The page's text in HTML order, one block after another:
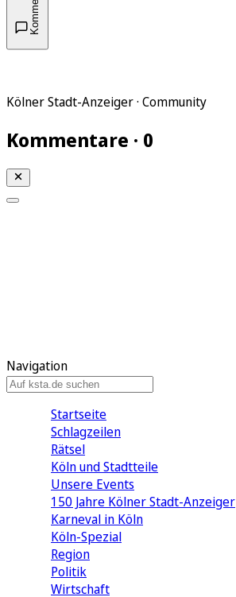
Kölner Stadt-Anzeiger · Community
Kommentare · 0
Navigation
Startseite
Schlagzeilen
Rätsel
Köln und Stadtteile
Unsere Events
150 Jahre Kölner Stadt-Anzeiger
Karneval in Köln
Köln-Spezial
Region
Politik
Wirtschaft